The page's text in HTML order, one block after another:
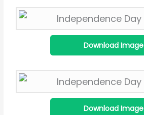
Download Image
Download Image